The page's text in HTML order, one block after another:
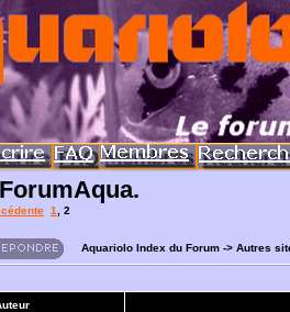
1 2
Aquariolo Index du Forum -> Autres